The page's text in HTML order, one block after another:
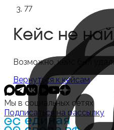
77
Кейс не
Возможно, кейс был
Вернуться к кейсам
Мы в социальных сетях
Подписаться на рассылку